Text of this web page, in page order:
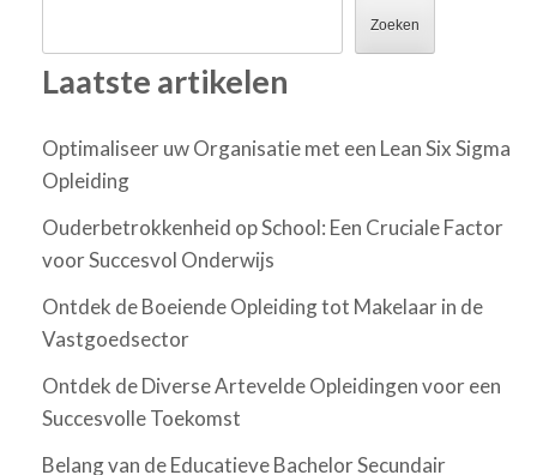
Zoeken
Laatste artikelen
Optimaliseer uw Organisatie met een Lean Six Sigma
Opleiding
Ouderbetrokkenheid op School: Een Cruciale Factor
voor Succesvol Onderwijs
Ontdek de Boeiende Opleiding tot Makelaar in de
Vastgoedsector
Ontdek de Diverse Artevelde Opleidingen voor een
Succesvolle Toekomst
Belang van de Educatieve Bachelor Secundair